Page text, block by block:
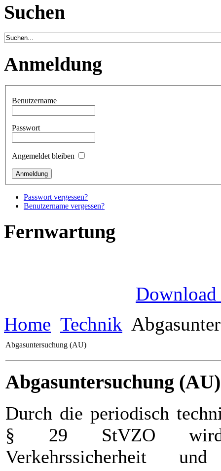
Suchen
Anmeldung
Benutzername
Passwort
Angemeldet bleiben
Passwort vergessen?
Benutzername vergessen?
Fernwartung
Download
Home Technik
Abgasuntersuchung (AU)
Abgasuntersuchung (AU)
Durch die periodisch
§ 29 StVZO wird
Verkehrssicherheit